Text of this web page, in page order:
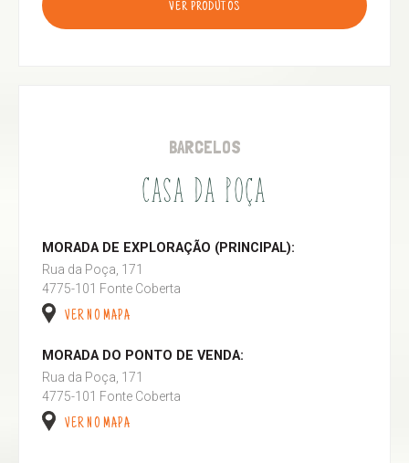
VER PRODUTOS
BARCELOS
CASA DA POÇA
MORADA DE EXPLORAÇÃO (PRINCIPAL):
Rua da Poça, 171
4775-101 Fonte Coberta
VER NO MAPA
MORADA DO PONTO DE VENDA:
Rua da Poça, 171
4775-101 Fonte Coberta
VER NO MAPA